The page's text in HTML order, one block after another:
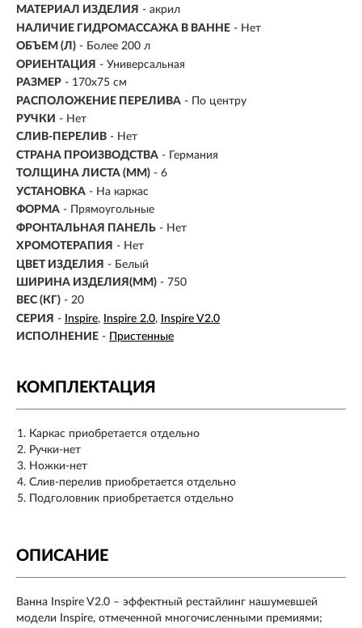
МАТЕРИАЛ ИЗДЕЛИЯ - акрил
НАЛИЧИЕ ГИДРОМАССАЖА В ВАННЕ - Нет
ОБЪЕМ (Л) - Более 200 л
ОРИЕНТАЦИЯ - Универсальная
РАЗМЕР - 170х75 см
РАСПОЛОЖЕНИЕ ПЕРЕЛИВА - По центру
РУЧКИ - Нет
СЛИВ-ПЕРЕЛИВ - Нет
СТРАНА ПРОИЗВОДСТВА - Германия
ТОЛЩИНА ЛИСТА (ММ) - 6
УСТАНОВКА - На каркас
ФОРМА - Прямоугольные
ФРОНТАЛЬНАЯ ПАНЕЛЬ - Нет
ХРОМОТЕРАПИЯ - Нет
ЦВЕТ ИЗДЕЛИЯ - Белый
ШИРИНА ИЗДЕЛИЯ(ММ) - 750
ВЕС (КГ) - 20
СЕРИЯ - Inspire Inspire 2.0
Inspire V2.0
ИСПОЛНЕНИЕ - Пристенные
КОМПЛЕКТАЦИЯ
Каркас приобретается отдельно
Ручки-нет
Ножки-нет
Слив-перелив приобретается отдельно
Подголовник приобретается отдельно
ОПИСАНИЕ
Ванна Inspire V2.0 – эффектный рестайлинг нашумевшей
модели Inspire, отмеченной многочисленными премиями;